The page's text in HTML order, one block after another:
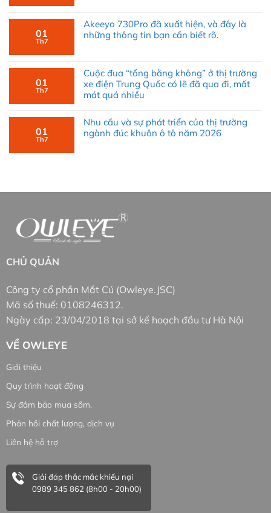
sẽ liên hệ lại cho quý khách trong thời
gian sớm nhất.
01
Th7
Akeeyo 730Pro đã xuất hiện, và đây là
những thông tin bạn cần biết rõ.
01
Th7
Cuộc đua “tổng bằng không” ở thị trường
xe điện Trung Quốc có lẽ đã qua đi, mất
mát quá nhiều
01
Th7
Nhu cầu và sự phát triển của thị trường
ngành đúc khuôn ô tô năm 2026
CHỦ QUẢN
Công ty cổ phần Mắt Cú (Owleye.JSC)
Mã số thuế: 0108246312.
Ngày cấp: 23/04/2018 tại sở kế hoạch đầu tư Hà Nội
VỀ OWLEYE
Giới thiệu
Quy trình hoạt động
Sự đảm bảo mua sắm.
Phản hồi chất lượng, dịch vụ
Liên hệ hỗ trợ
Giải đáp thắc mắc khiếu nại
0989 345 862 (8h00 - 20h00)